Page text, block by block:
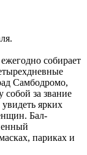
собирает
Самбодромо,
собой за звание
ярких
Бал-
париках и